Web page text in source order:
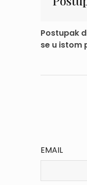
Postupak
se u istom
EMAIL